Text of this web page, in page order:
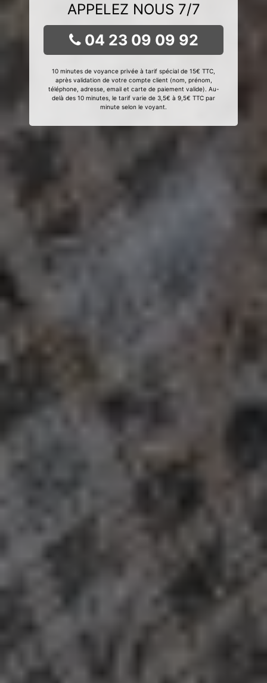
APPELEZ NOUS 7/7
04 23 09 09 92
10 minutes de voyance privée à tarif spécial de 15€ TTC,
après validation de votre compte client (nom, prénom,
téléphone, adresse, email et carte de paiement valide). Au-
delà des 10 minutes, le tarif varie de 3,5€ à 9,5€ TTC par
minute selon le voyant.